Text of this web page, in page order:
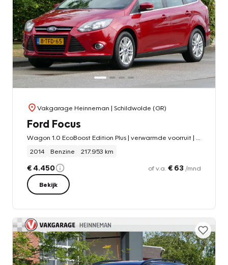
Vakgarage Heinneman | Schildwolde (GR)
Ford Focus
2014
Benzine 217.953 km
€ 4.450 of v.a. € 63 /mnd
Bekijk